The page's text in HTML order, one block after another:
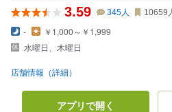
3.59 345人 10659
-
￥1,000～￥1,999
水曜日、木曜日
店舗情報（詳細）
アプリで開く